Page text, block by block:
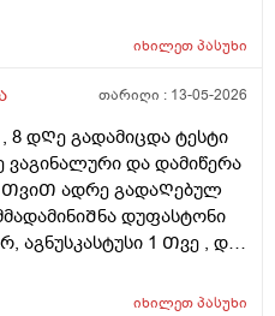
იხილეთპასუხი
თარიღი : 13-05-2026
8 დᲦე გადამიცდა ტესტი
და დამიწერა
ᲗვიᲗ ადრე გადაᲦებულ
დუფასტონი
აგნუსკასტუსი 1 Თვე , და
Თუ დაეხმარება ეს
იხილეთპასუხი